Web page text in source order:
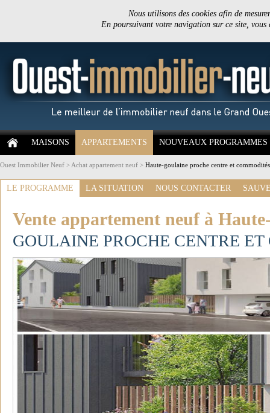
Nous utilisons des cookies afin de
En poursuivant votre navigation sur ce site,
MAISONS APPARTEMENTS NOUVEAUX PROGRAMMES
Ouest Immobilier Neuf > Achat appartement neuf > Haute-goulaine proche centre et
LE PROGRAMME LA SITUATION NOUS CONTACTER
Vente appartement neuf à
GOULAINE PROCHE CENTRE